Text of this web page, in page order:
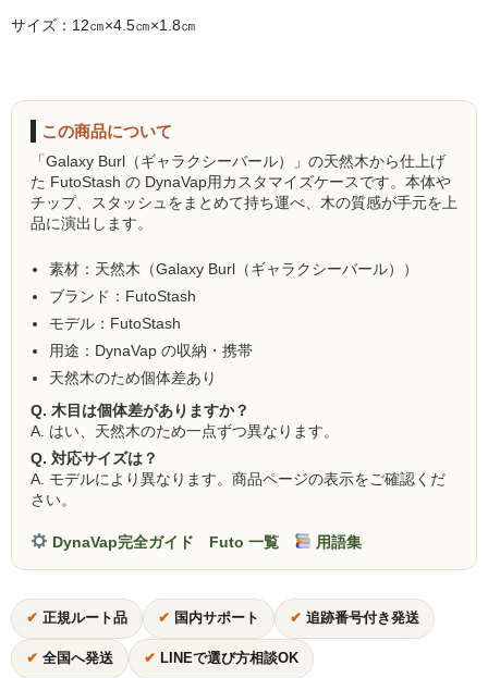
NOMAD
MEXANIKA
Maklaud
HMS
シーシャフレーバー
ChillCloud(チルクラウド）
オデュマン
Cobra Blanc
Social Smoke
Starbuzz
FML
サイズ：12㎝×4.5㎝×1.8㎝
この商品について
「Galaxy Burl（ギャラクシーバール）」の天然木から仕上げ
た FutoStash の DynaVap用カスタマイズケースです。本体や
チップ、スタッシュをまとめて持ち運べ、木の質感が手元を上
品に演出します。
素材：天然木（Galaxy Burl（ギャラクシーバール））
ブランド：FutoStash
モデル：FutoStash
用途：DynaVap の収納・携帯
天然木のため個体差あり
Q. 木目は個体差がありますか？
A. はい、天然木のため一点ずつ異なります。
Q. 対応サイズは？
A. モデルにより異なります。商品ページの表示をご確認くだ
さい。
DynaVap完全ガイド Futo 一覧 用語集
✔ 正規ルート品 ✔ 国内サポート ✔ 追跡番号付き発送
✔ 全国へ発送 ✔ LINEで選び方相談OK